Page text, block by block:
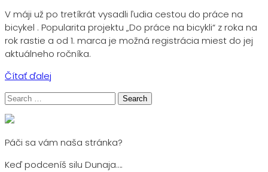
V máji už po tretíkrát vysadli ľudia cestou do práce na
bicykel . Popularita projektu „Do práce na bicykli“ z roka na
rok rastie a od 1. marca je možná registrácia miest do jej
aktuálneho ročníka.
Čítať ďalej
Search
for:
Páči sa vám naša stránka?
Keď podceníš silu Dunaja….